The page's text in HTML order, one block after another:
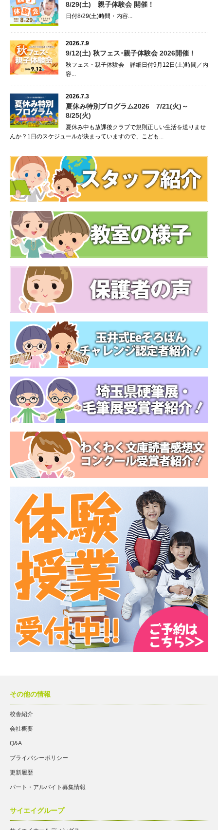
8/29(土) 親子体験会 開催！
日付8/29(土)時間・内容...
2026.7.9
9/12(土) 秋フェス･親子体験会 2026開催！
秋フェス・親子体験会 詳細日付9月12日(土)時間／内
容...
2026.7.3
夏休み特別プログラム2026 7/21(火)～
8/25(火)
夏休み中も放課後クラブで規則正しい生活を送りませ
んか？1日のスケジュールが決まっていますので、こども...
その他の情報
校舎紹介
会社概要
Q&A
プライバシーポリシー
更新履歴
パート・アルバイト募集情報
サイエイグループ